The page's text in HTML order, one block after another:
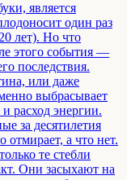
является
один раз
лет). Но что
этого события —
последствия.
или даже
выбрасывает
расход энергии.
за десятилетия
отмирает, а что нет.
те стебли
Они засыхают на